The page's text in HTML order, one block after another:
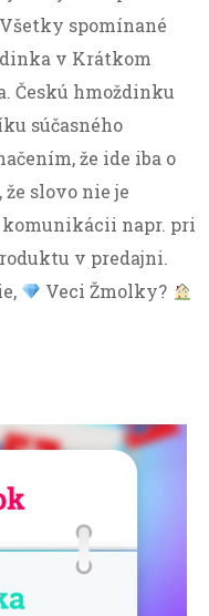
spomínané
v Krátkom
Českú hmoždinku
súčasného
že ide iba o
slovo nie je
napr. pri
v predajni.
Veci Žmolky?